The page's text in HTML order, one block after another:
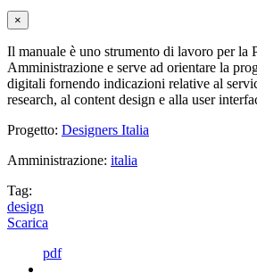
×
Il manuale è uno strumento di lavoro per la
Amministrazione e serve ad orientare la
digitali fornendo indicazioni relative al
research, al content design e alla user
Progetto: Designers Italia
Amministrazione: italia
Tag:
design
Scarica
pdf